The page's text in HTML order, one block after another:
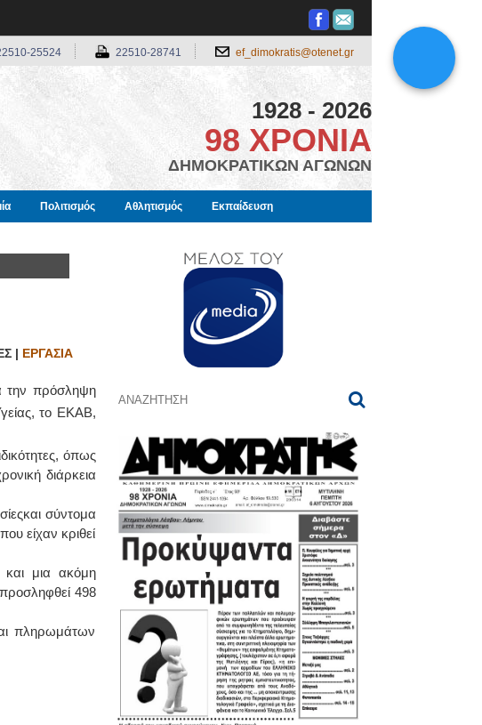
25524 22510-28741 ef_dimokratis@otenet.gr
1928 - 2026
98 ΧΡΟΝΙΑ
ΔΗΜΟΚΡΑΤΙΚΩΝ ΑΓΩΝΩΝ
Πολιτισμός Αθλητισμός Εκπαίδευση
| ΕΡΓΑΣΙΑ
την πρόσληψη
το ΕΚΑΒ,
όπως
διάρκεια
σύντομα
είχαν κριθεί
μια ακόμη
498
πληρωμάτων